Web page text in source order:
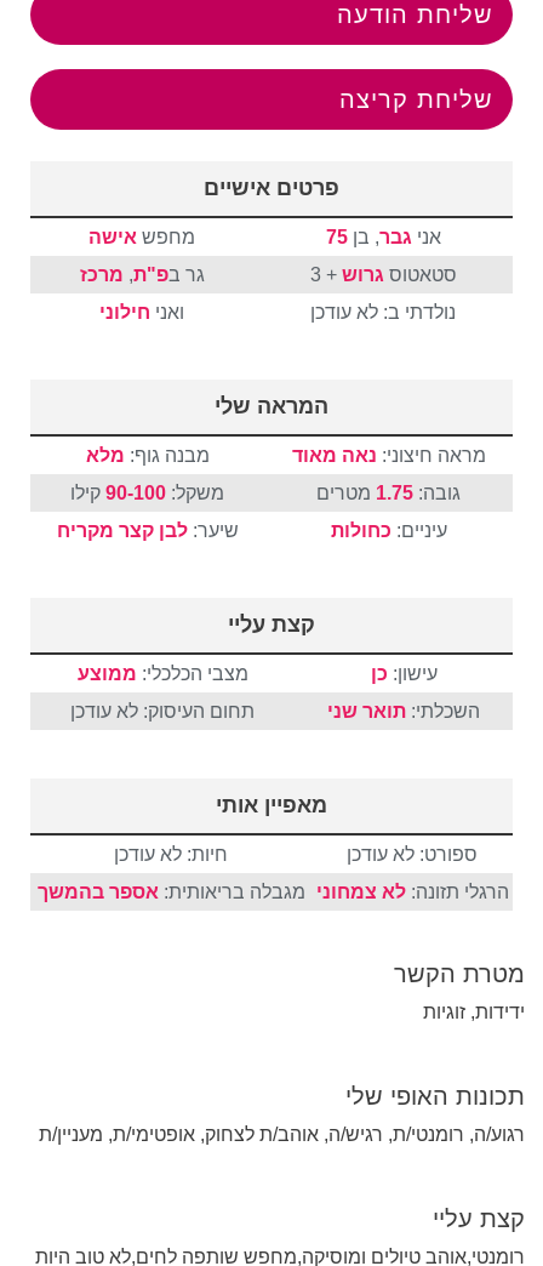
שליחת הודעה
שליחת קריצה
פרטים אישיים
אני גבר, בן75 מחפש אישה
סטאטוס גרוש + 3 גר בפ"ת, מרכז
נולדתי ב: לא עודכן
ואני חילוני
המראה שלי
מראה חיצוני: נאה מאוד מבנה גוף: מלא
גובה: 1.75 מטרים משקל: 90-100 קילו
עיניים: כחולות שיער:לבן קצר מקריח
קצת עליי
עישון: כן מצבי הכלכלי: ממוצע
השכלתי: תואר שני תחום העיסוק: לא עודכן
מאפיין אותי
ספורט: לא עודכן
חיות: לא עודכן
הרגלי תזונה:לא צמחוני מגבלה בריאותית: אספר בהמשך
מטרת הקשר
ידידות, זוגיות
תכונות האופי שלי
רגוע/ה, רומנטי/ת, רגיש/ה, אוהב/ת לצחוק, אופטימי/ת, מעניין/ת
קצת עליי
רומנטי,אוהב טיולים ומוסיקה,מחפש שותפה לחים,לא טוב היות